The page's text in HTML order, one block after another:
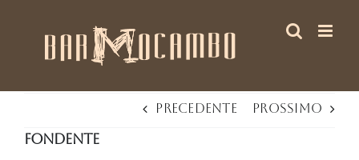
Precedente Prossimo
Fondente